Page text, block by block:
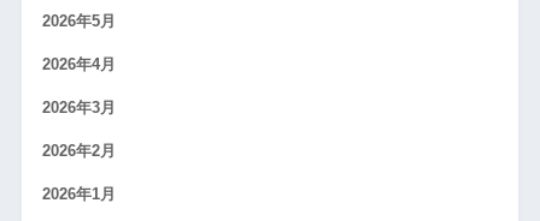
2026年5月
2026年4月
2026年3月
2026年2月
2026年1月